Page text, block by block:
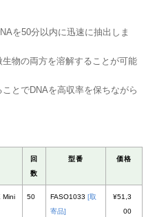
を50分以内に迅速に抽出しま
物の両方を溶解することが可能
とでDNAを高収率を保ちながら